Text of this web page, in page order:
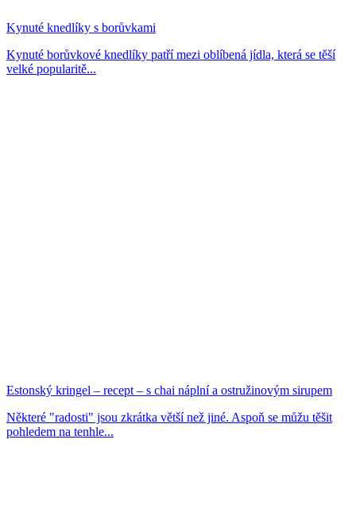
Kynuté knedlíky s borůvkami
Kynuté borůvkové knedlíky patří mezi oblíbená jídla, která se těší
velké popularitě...
Estonský kringel – recept – s chai náplní a ostružinovým sirupem
Některé "radosti" jsou zkrátka větší než jiné. Aspoň se můžu těšit
pohledem na tenhle...